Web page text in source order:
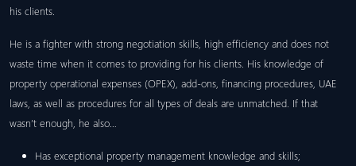
his clients.
He is a fighter with strong negotiation skills, high efficiency and does not
waste time when it comes to providing for his clients. His knowledge of
property operational expenses (OPEX), add-ons, financing procedures, UAE
laws, as well as procedures for all types of deals are unmatched. If that
wasn’t enough, he also…
Has exceptional property management knowledge and skills;